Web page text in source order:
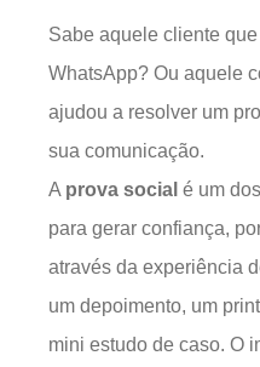
Sabe aquele cliente
WhatsApp? Ou aquele
ajudou a resolver um
sua comunicação.
A prova social é um
para gerar confiança,
através da experiência
um depoimento, um
mini estudo de caso. O